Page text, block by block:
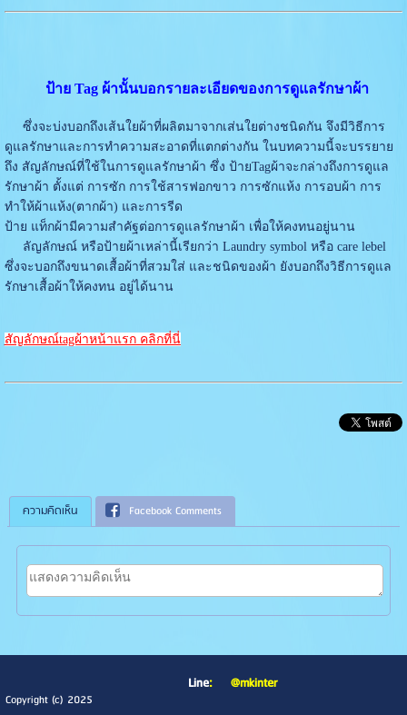
ป้าย Tag ผ้านั้นบอกรายละเอียดของการดูแลรักษาผ้า
ซึ่งจะบ่งบอกถึงเส้นใยผ้าที่ผลิตมาจากเส่นใยต่างชนิดกัน จึงมีวิธีการ
ดูแลรักษาและการทำความสะอาดที่แตกต่างกัน ในบทความนี้จะบรรยาย
ถึง สัญลักษณ์ที่ใช้ในการดูแลรักษาผ้า ซึ่ง ป้ายTagผ้าจะกล่างถึงการดูแล
รักษาผ้า ตั้งแต่ การซัก การใช้สารฟอกขาว การซักแห้ง การอบผ้า การ
ทำให้ผ้าแห้ง(ตากผ้า) และการรีด
ป้าย แท็กผ้ามีความสำคัฐต่อการดูแลรักษาผ้า เพื่อให้คงทนอยู่นาน
ลัญลักษณ์ หรือป้ายผ้าเหล่านี้เรียกว่า Laundry symbol หรือ care lebel
ซึ่งจะบอกถึงขนาดเสื้อผ้าที่สวมใส่ และชนิดของผ้า ยังบอกถึงวิธีการดูแล
รักษาเสื้อผ้าให้คงทน อยู่ได้นาน
สัญลักษณ์tagผ้าหน้าแรก คลิกที่นี่
ความคิดเห็น Facebook Comments
Copyright (c) 2025
Line: @mkinter